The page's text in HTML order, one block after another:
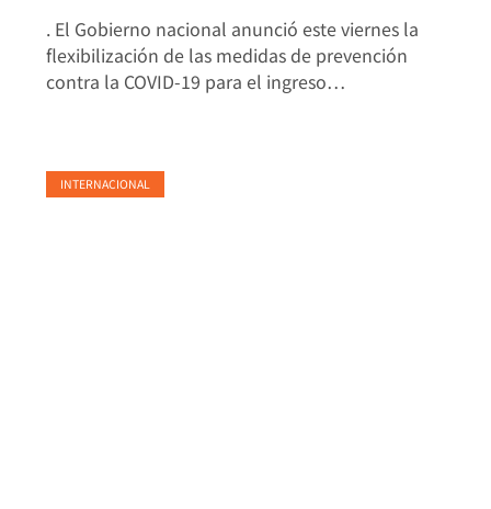
. El Gobierno nacional anunció este viernes la
flexibilización de las medidas de prevención
contra la COVID-19 para el ingreso…
INTERNACIONAL